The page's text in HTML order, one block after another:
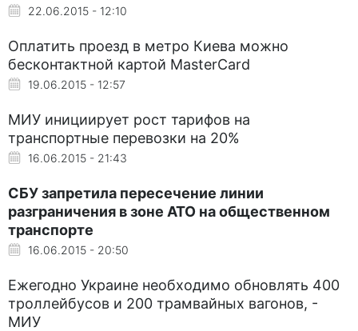
22.06.2015 - 12:10
Оплатить проезд в метро Киева можно
бесконтактной картой MasterCard
19.06.2015 - 12:57
МИУ инициирует рост тарифов на
транспортные перевозки на 20%
16.06.2015 - 21:43
СБУ запретила пересечение линии
разграничения в зоне АТО на общественном
транспорте
16.06.2015 - 20:50
Ежегодно Украине необходимо обновлять 400
троллейбусов и 200 трамвайных вагонов, -
МИУ